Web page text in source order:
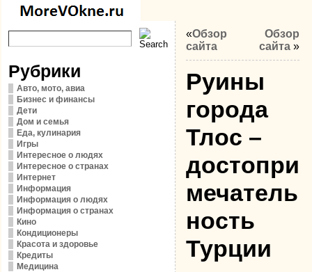
Рубрики
Авто, мото, авиа
Бизнес и финансы
Дети
Дом и семья
Еда, кулинария
Игры
Интересное о людях
Интересное о странах
Интернет
Информация
Информация о людях
Информация о странах
Кино
Кондиционеры
Красота и здоровье
Кредиты
Медицина
«Обзор
сайта
Обзор
сайта »
Руины
города
Тлос –
достопри
мечатель
ность
Турции